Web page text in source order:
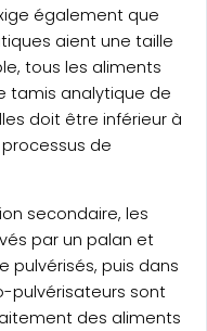
également que
aient une taille
tous les aliments
tamis analytique de
doit être inférieur à
de
secondaire, les
par un palan et
pulvérisés, puis dans
pulvérisateurs sont
des aliments